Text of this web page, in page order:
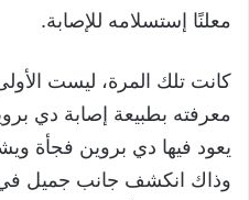
معلنًا إستسلامه للإصابة.
كانت تلك المرة، ليست الأولى
معرفته بطبيعة إصابة دي
يعود فيها دي بروين فجأة
وذاك انكشف جانب جميل في